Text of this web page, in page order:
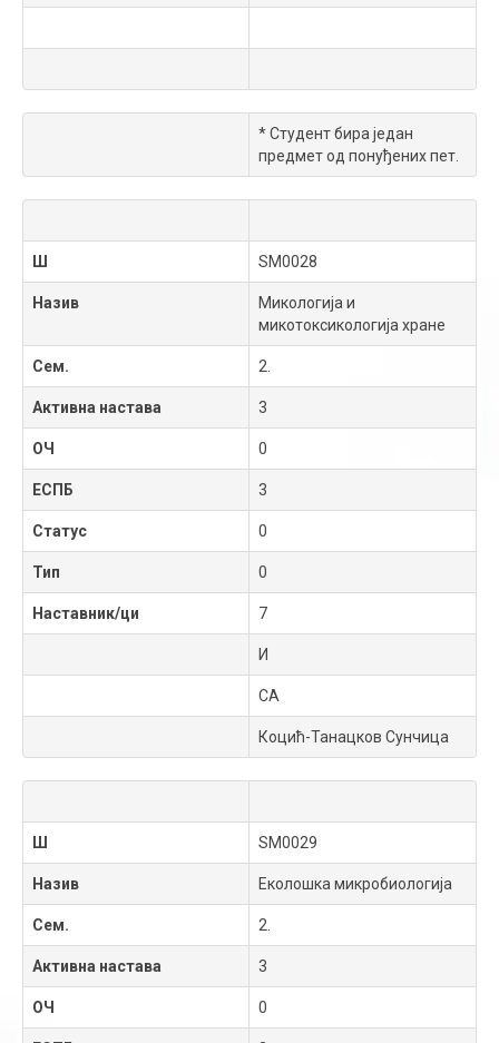
* Студент бира један
предмет од понуђених пет.
Ш SM0028
Назив
Микологија и
микотоксикологија хране
Сем. 2.
Активна настава 3
ОЧ 0
ЕСПБ 3
Статус 0
Тип 0
Наставник/ци 7
И
СА
Коцић-Танацков Сунчица
Ш SM0029
Назив Еколошка микробиологија
Сем. 2.
Активна настава 3
ОЧ 0